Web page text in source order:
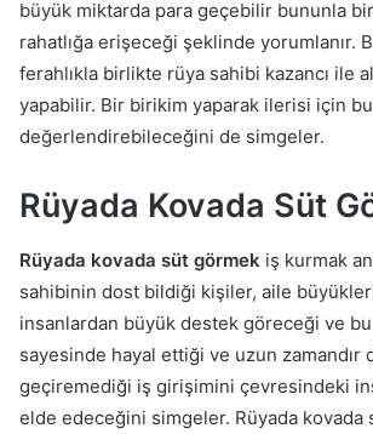
büyük miktarda para geçebilir bununla
rahatlığa erişeceği şeklinde yorumlanır.
ferahlıkla birlikte rüya sahibi kazancı ile
yapabilir. Bir birikim yaparak ilerisi için
değerlendirebileceğini de simgeler.
Rüyada Kovada Süt
Rüyada kovada süt görmek iş kurmak
sahibinin dost bildiği kişiler, aile
insanlardan büyük destek göreceği ve
sayesinde hayal ettiği ve uzun zamandır
geçiremediği iş girişimini çevresindeki
elde edeceğini simgeler. Rüyada kovada